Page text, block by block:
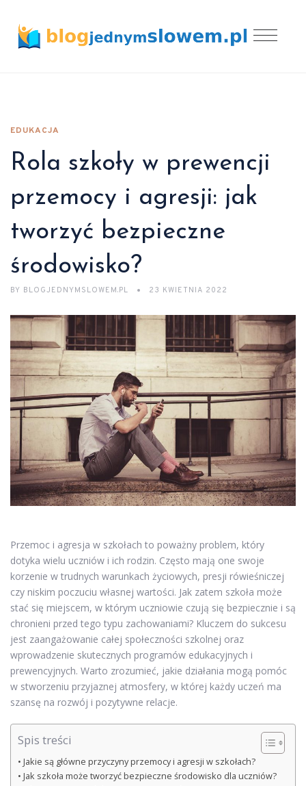
EDUKACJA
Rola szkoły w prewencji
przemocy i agresji: jak
tworzyć bezpieczne
środowisko?
BY BLOGJEDNYMSLOWEM.PL 23 KWIETNIA 2022
Przemoc i agresja w szkołach to poważny problem, który
dotyka wielu uczniów i ich rodzin. Często mają one swoje
korzenie w trudnych warunkach życiowych, presji rówieśniczej
czy niskim poczuciu własnej wartości. Jak zatem szkoła może
stać się miejscem, w którym uczniowie czują się bezpiecznie i są
chronieni przed tego typu zachowaniami? Kluczem do sukcesu
jest zaangażowanie całej społeczności szkolnej oraz
wprowadzenie skutecznych programów edukacyjnych i
prewencyjnych. Warto zrozumieć, jakie działania mogą pomóc
w stworzeniu przyjaznej atmosfery, w której każdy uczeń ma
szansę na rozwój i pozytywne relacje.
Spis treści
Jakie są główne przyczyny przemocy i agresji w szkołach?
Jak szkoła może tworzyć bezpieczne środowisko dla uczniów?